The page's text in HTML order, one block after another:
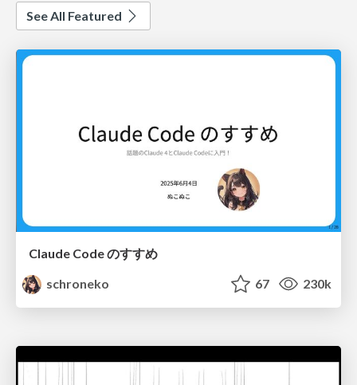
See All Featured
Claude Code のすすめ
schroneko
67 230k